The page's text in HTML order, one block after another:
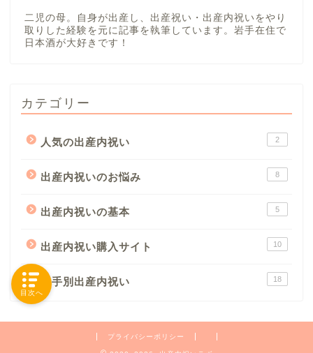
二児の母。自身が出産し、出産祝い・出産内祝いをやり
取りした経験を元に記事を執筆しています。岩手在住で
日本酒が大好きです！
カテゴリー
人気の出産内祝い 2
出産内祝いのお悩み 8
出産内祝いの基本 5
出産内祝い購入サイト 10
相手別出産内祝い 18
プライバシーポリシー
目次へ